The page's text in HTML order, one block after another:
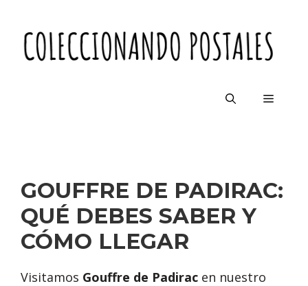
contenido
Menú
GOUFFRE DE PADIRAC:
QUÉ DEBES SABER Y
CÓMO LLEGAR
Visitamos Gouffre de Padirac en nuestro